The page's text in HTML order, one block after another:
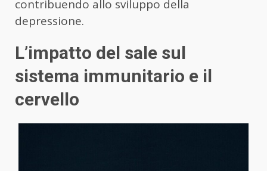
contribuendo allo sviluppo della
depressione.
L’impatto del sale sul
sistema immunitario e il
cervello